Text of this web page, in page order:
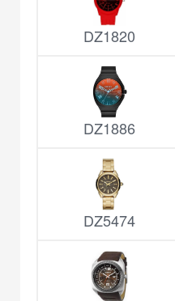
DZ1820
DZ1886
DZ5474